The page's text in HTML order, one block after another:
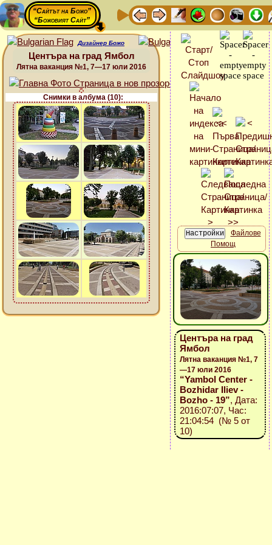
“Сайтът на Божо”
“Божовият Сайт”
Дизайнер Божо
Центъра на град Ямбол
Лятна ваканция №1, 7—17 юли 2016
Снимки в албума (10):
Файлове
Помощ
Центъра на град
Ямбол
Лятна ваканция №1, 7
—17 юли 2016
“Yambol Center -
Bozhidar Iliev -
Bozho - 19”, Дата:
2016:07:07, Час:
21:04:54 (№ 5 от
10)